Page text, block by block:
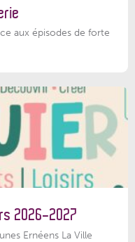
aux épisodes de forte
2026-2027
Ernéens La Ville